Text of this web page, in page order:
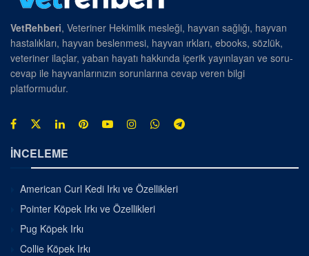
VetRehberi, Veteriner Hekimlik mesleği, hayvan sağlığı, hayvan
hastalıkları, hayvan beslenmesi, hayvan ırkları, ebooks, sözlük,
veteriner ilaçlar, yaban hayatı hakkında içerik yayınlayan ve soru-
cevap ile hayvanlarınızın sorunlarına cevap veren bilgi
platformudur.
İNCELEME
American Curl Kedi Irkı ve Özellikleri
Pointer Köpek Irkı ve Özellikleri
Pug Köpek Irkı
Collie Köpek Irkı